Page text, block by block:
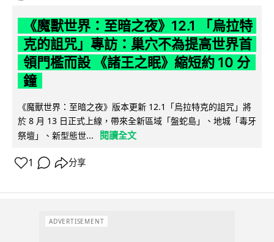
《魔獸世界：至暗之夜》12.1 「烏拉特
克的詛咒」專訪：巢穴不為提高世界首
領門檻而設 《諸王之眠》縮短約 10 分
鐘
《魔獸世界：至暗之夜》版本更新 12.1「烏拉特克的詛咒」將
於 8 月 13 日正式上線，帶來全新區域「盤蛇島」、地城「毒牙
祭壇」、新型態世...
閱讀全文
1 分享
ADVERTISEMENT